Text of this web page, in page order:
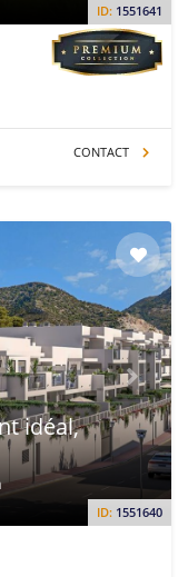
ID: 1551641
CONTACT
ID: 1551640
idéal,